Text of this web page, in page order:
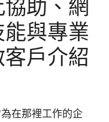
助、網
與專業
戶介紹
在那裡工作的企